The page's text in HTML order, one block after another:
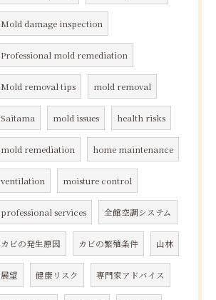
Mold damage inspection
Professional mold remediation
Mold removal tips mold removal
Saitama mold issues health risks
mold remediation home maintenance
ventilation moisture control
professional services 全館空調システム
カビの発生原因 カビの繁殖条件 山林
展望 健康リスク 専門家アドバイス